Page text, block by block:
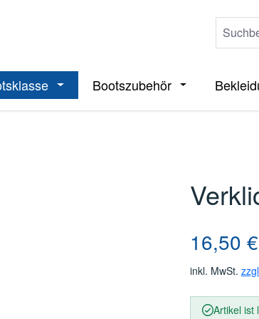
der Kategorie Boote
Öffne oder Schließe das Dropdown
Bootszubehör Öffne oder
Regulärer
16,50 €
inkl. MwSt.
Artikel ist